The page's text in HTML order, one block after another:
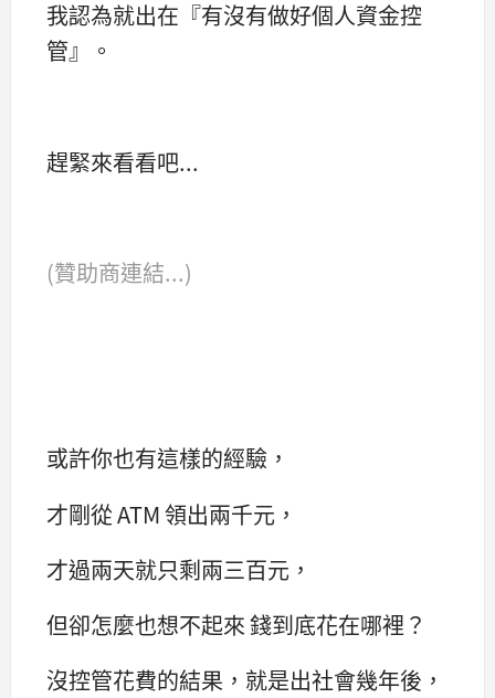
我認為就出在『有沒有做好個人資金控
管』。
趕緊來看看吧...
(贊助商連結...)
或許你也有這樣的經驗，
才剛從 ATM 領出兩千元，
才過兩天就只剩兩三百元，
但卻怎麼也想不起來 錢到底花在哪裡？
沒控管花費的結果，就是出社會幾年後，